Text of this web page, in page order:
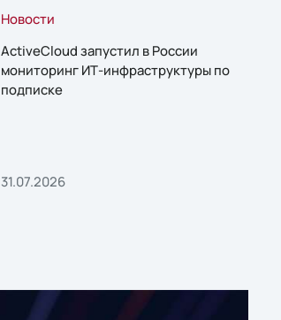
Новости
ActiveCloud запустил в России
мониторинг ИТ-инфраструктуры по
подписке
31.07.2026